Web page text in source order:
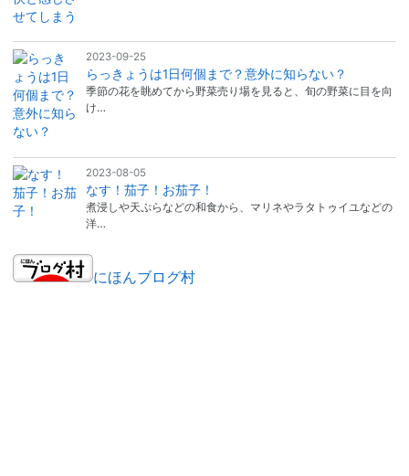
2023-09-25
らっきょうは1日何個まで？意外に知らない？
季節の花を眺めてから野菜売り場を見ると、旬の野菜に目を向
け…
2023-08-05
なす！茄子！お茄子！
煮浸しや天ぷらなどの和食から、マリネやラタトゥイユなどの
洋…
にほんブログ村